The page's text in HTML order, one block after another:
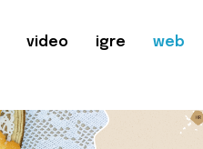
video igre web